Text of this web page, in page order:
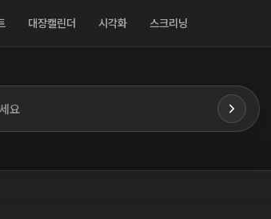
대장캘린더 시각화 스크리닝